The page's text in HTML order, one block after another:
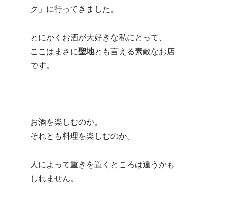
ク」に行ってきました。
とにかくお酒が大好きな私にとって、
ここはまさに聖地とも言える素敵なお店
です。
お酒を楽しむのか。
それとも料理を楽しむのか。
人によって重きを置くところは違うかも
しれません。